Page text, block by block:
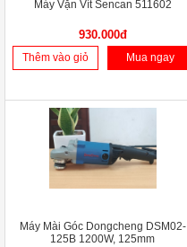
Máy Vặn Vít Sencan 511602
930.000đ
Thêm vào giỏ Mua ngay
Máy Mài Góc Dongcheng DSM02-
125B 1200W, 125mm